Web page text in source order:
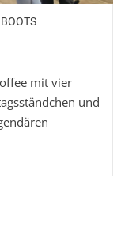
mit vier
und